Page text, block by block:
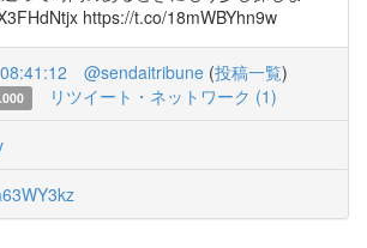
https://t.co/18mWBYhn9w
@sendaitribune (投稿一覧)
リツイート・ネットワーク (1)